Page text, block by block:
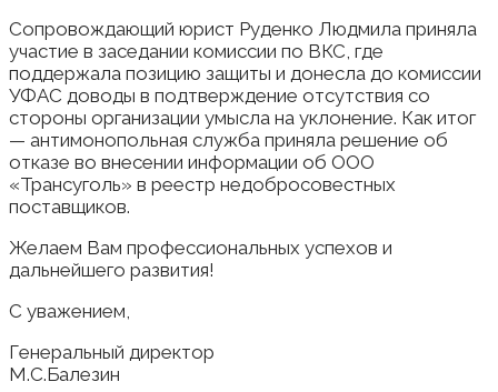
Сопровождающий юрист Руденко Людмила приняла
участие в заседании комиссии по ВКС, где
поддержала позицию защиты и донесла до комиссии
УФАС доводы в подтверждение отсутствия со
стороны организации умысла на уклонение. Как итог
— антимонопольная служба приняла решение об
отказе во внесении информации об ООО
«Трансуголь» в реестр недобросовестных
поставщиков.
Желаем Вам профессиональных успехов и
дальнейшего развития!
С уважением,
Генеральный директор
М.С.Балезин